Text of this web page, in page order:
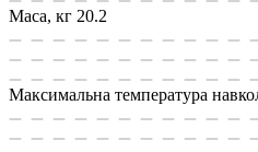
Маса, кг 20.2
Максимальна температура